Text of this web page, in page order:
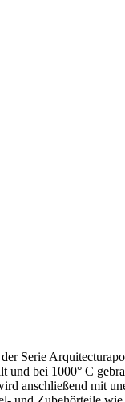
Serie
und bei 1000° C
anschließend mit